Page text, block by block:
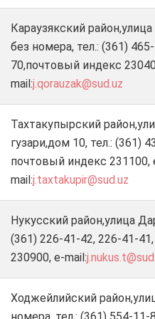
Караузякский
без номера, тел.: (361)
70,почтовый индекс
mail:j.qorauzak@sud.uz
Тахтакупырский
гузари,дом 10, тел.: (361)
почтовый индекс 231100,
mail:j.taxtakupir@sud.uz
Нукусский район,улица
(361) 226-41-42, 226-41-
230900, e-mail:
Ходжейлийский